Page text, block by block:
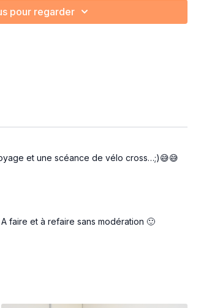
pour regarder
et une scéance de vélo cross…;)😅😅
faire et à refaire sans modération 🙂